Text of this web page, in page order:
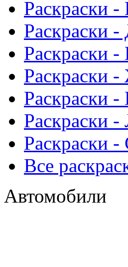
Раскраски -
Раскраски -
Раскраски -
Раскраски
Раскраски
Раскраски
Раскраски -
Все
Автомобили